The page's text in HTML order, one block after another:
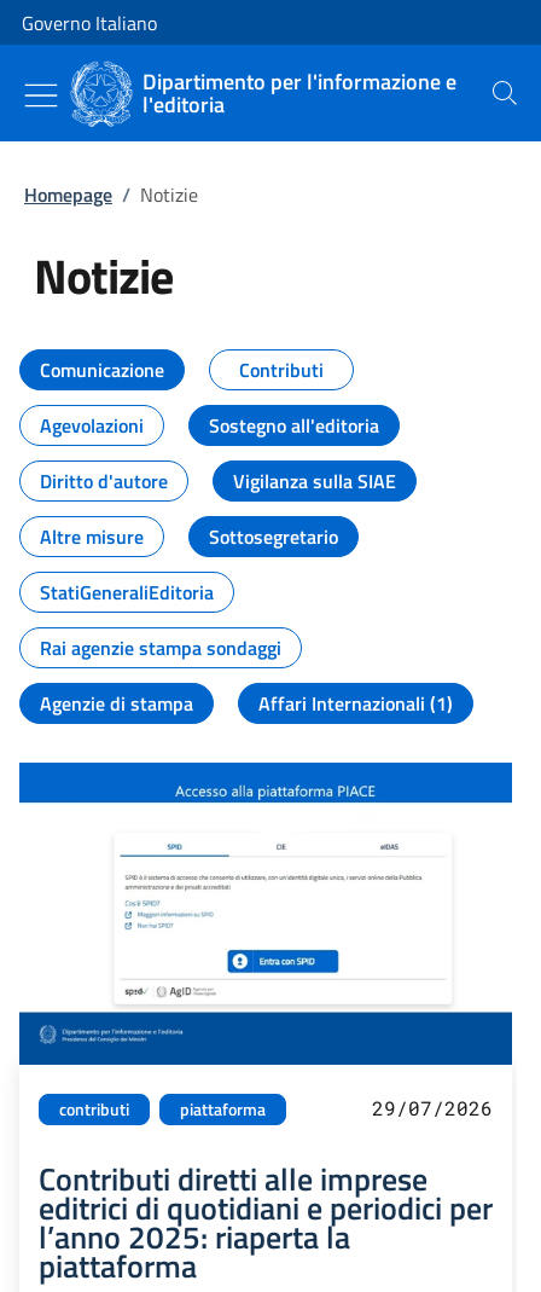
Vai al contenuto
Vai alla navigazione del sito
Governo Italiano
Dipartimento per l'informazione e
l'editoria Cerca
Homepage / Notizie
Notizie
Tutti i contenuti della pagina
Comunicazione
Contributi
Agevolazioni
Sostegno all'editoria
Diritto d'autore
Vigilanza sulla SIAE
Altre misure
Sottosegretario
StatiGeneraliEditoria
Rai agenzie stampa sondaggi
Agenzie di stampa
Affari Internazionali (1)
contributi piattaforma 29/07/2026
Contributi diretti alle imprese
editrici di quotidiani e periodici per
l’anno 2025: riaperta la
piattaforma